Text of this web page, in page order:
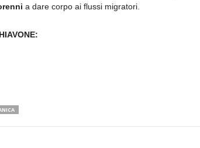
a dare corpo ai flussi migratori.